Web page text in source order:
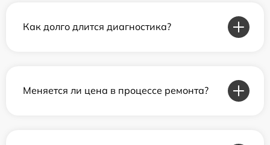
Как долго длится диагностика?
Меняется ли цена в процессе ремонта?